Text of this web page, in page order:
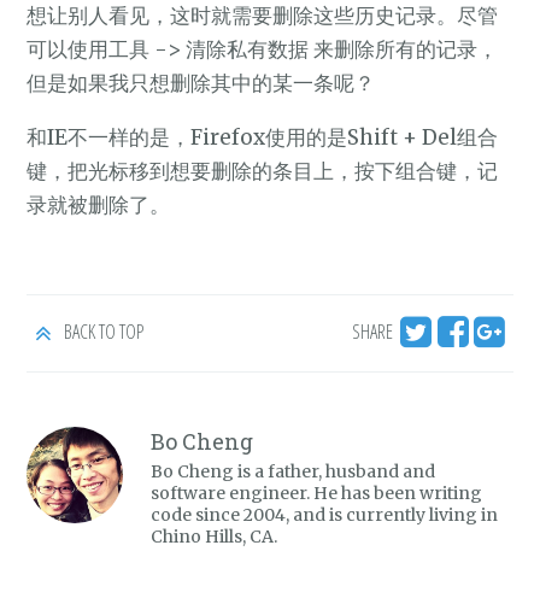
想让别人看见，这时就需要删除这些历史记录。尽管
可以使用工具 -> 清除私有数据 来删除所有的记录，
但是如果我只想删除其中的某一条呢？
和IE不一样的是，Firefox使用的是Shift + Del组合
键，把光标移到想要删除的条目上，按下组合键，记
录就被删除了。
BACK TO TOP SHARE
Bo Cheng
Bo Cheng is a father, husband and
software engineer. He has been writing
code since 2004, and is currently living in
Chino Hills, CA.